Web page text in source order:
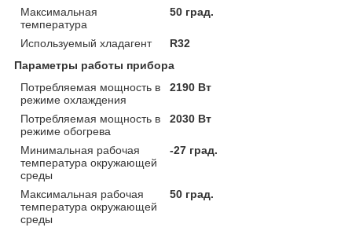
Максимальная
температура
50 град.
Используемый хладагент
R32
Параметры работы прибора
Потребляемая мощность в
режиме охлаждения
2190 Вт
Потребляемая мощность в
режиме обогрева
2030 Вт
Минимальная рабочая
температура окружающей
среды
-27 град.
Максимальная рабочая
температура окружающей
среды
50 град.